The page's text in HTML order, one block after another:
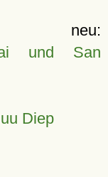
und San
Diep